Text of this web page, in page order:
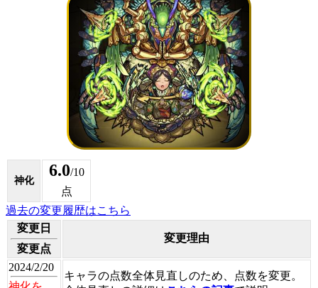
神化
6.0/10
点
過去の変更履歴はこちら
変更日
変更点
変更理由
2024/2/20
キャラの点数全体見直しのため、点数を変更。